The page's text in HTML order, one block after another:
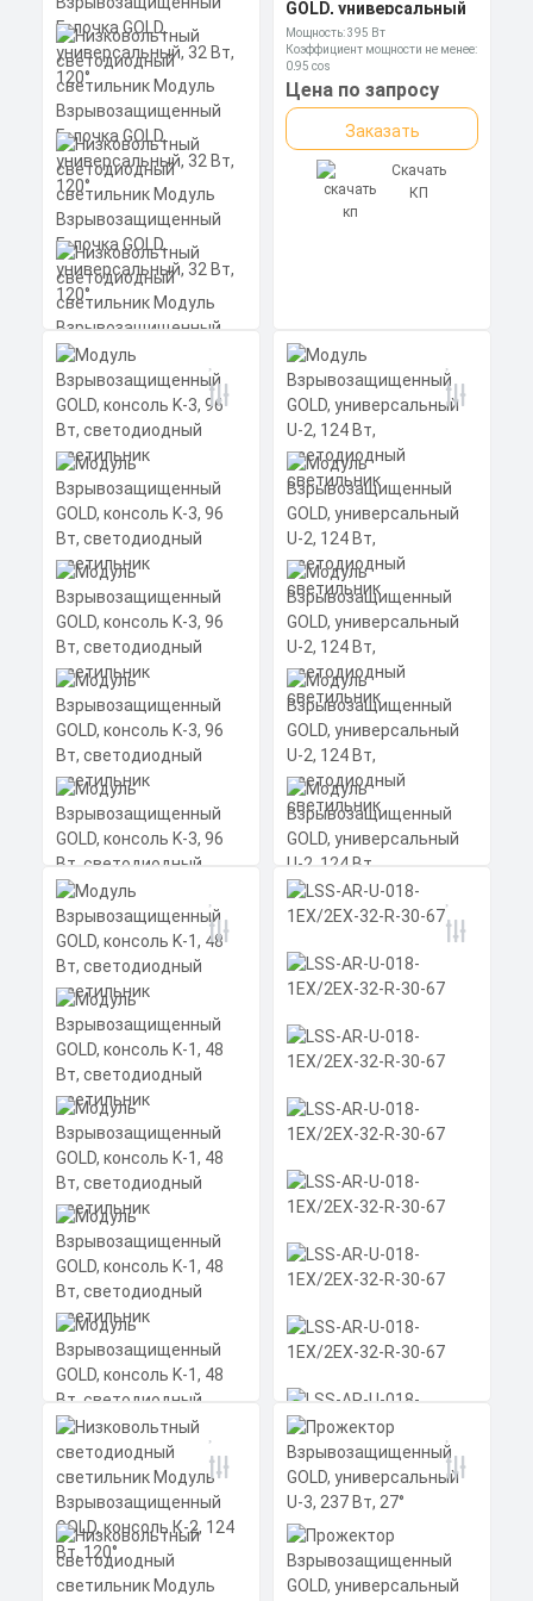
Низковольтный
светодиодный
светильник Модуль
Взрывозащищенный
Галочка GOLD,
универсальный, 32 Вт,
120°
Мощность: 32 Вт
Коэффициент мощности не менее:
0,95 cos
Материал корпуса:
Экструдированный
алюминиевый профиль
(анодированный), рассеиватель
поликарбонат.
Цена по запросу
Заказать
Скачать
КП
GOLD, универсальный
U-5 , 395 Вт, 100°
Мощность: 395 Вт
Коэффициент мощности не менее:
0,95 cos
Материал корпуса:
Экструдированный
алюминиевый профиль
(анодированный), вторичная
оптика из акрила (ПММА) с
силиконовой прокладкой.
Цена по запросу
Заказать
Скачать
КП
Модуль
Взрывозащищенный
GOLD, консоль K-3, 96
Вт, светодиодный
светильник
Мощность: 96 Вт
Коэффициент мощности не менее:
0,95 cos
Материал корпуса:
Экструдированный
алюминиевый профиль
(анодированный), рассеиватель
поликарбонат
Цена по запросу
Заказать
Скачать
КП
Модуль
Взрывозащищенный
GOLD, универсальный
светодиодный
светильник
0,95 cos
Материал корпуса:
Экструдированный
(анодированный), рассеиватель
поликарбонат
Цена по запросу
Заказать
Скачать
Модуль
Взрывозащищенный
GOLD, консоль K-1, 48
Вт, светодиодный
LSS-AR-U-018-1EX/2EX-
32-R-30-67
Мощность: 32 Вт
Коэффициент мощности не менее: